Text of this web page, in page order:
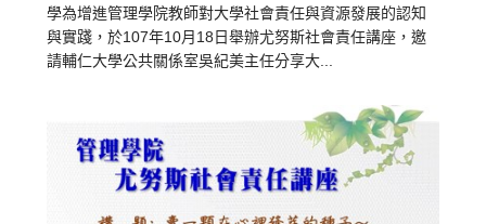
學為增進管理學院教師對大學社會責任與資源發展的認知
與實踐，於107年10月18日舉辦尤努斯社會責任講座，邀
請輔仁大學公共關係室吳紀美主任分享大...